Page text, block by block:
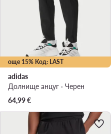
още 15% Код: LAST
adidas
Долнище анцуг · Черен
64,99€